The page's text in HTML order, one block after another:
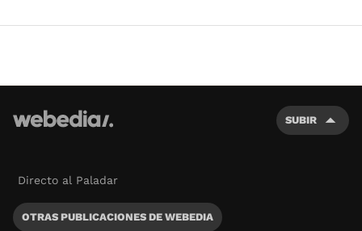
SUBIR
Directo al Paladar
OTRAS PUBLICACIONES DE WEBEDIA